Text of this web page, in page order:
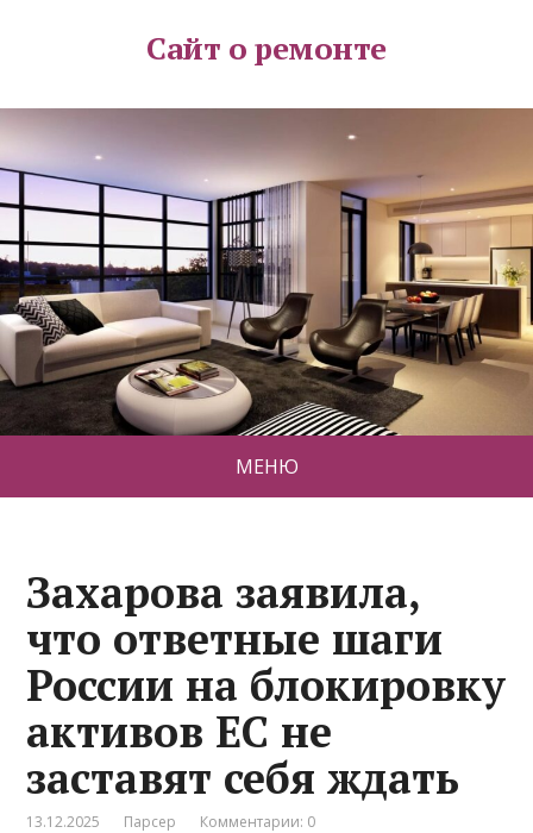
Сайт о ремонте
МЕНЮ
Захарова заявила,
что ответные шаги
России на блокировку
активов ЕС не
заставят себя ждать
13.12.2025 Парсер Комментарии: 0